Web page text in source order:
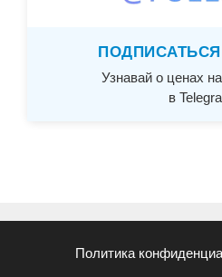
Узнавай о ценах
в
Политика